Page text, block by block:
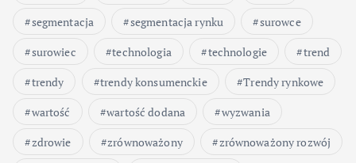
segmentacja
segmentacja rynku
surowce
surowiec
technologia technologie
trend
trendy
trendy konsumenckie
Trendy rynkowe
wartość
wartość dodana
wyzwania
zdrowie
zrównoważony
zrównoważony rozwój